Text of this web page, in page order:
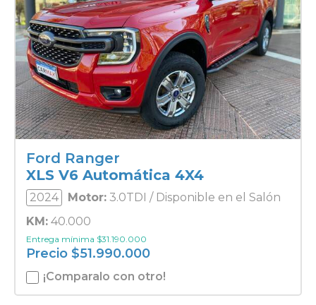
Ford Ranger
XLS V6 Automática 4X4
2024 Motor: 3.0TDI / Disponible en el Salón
KM: 40.000
Entrega mínima $31.190.000
Precio $51.990.000
¡Comparalo con otro!